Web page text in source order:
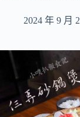
2024 年 9 月